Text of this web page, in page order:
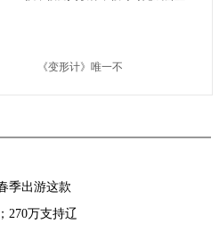
《变形计》唯一不
季出游这款
270万支持辽